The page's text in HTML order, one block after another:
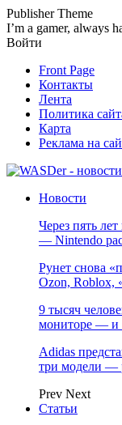
Publisher Theme
I’m a gamer, always
Войти
Front Page
Контакты
Лента
Политика
Карта
Реклама на
Новости
Через пять
— Nintendo
Рунет снова
Ozon, Roblox,
9 тысяч
мониторе — и
Adidas
три модели —
Prev Next
Статьи